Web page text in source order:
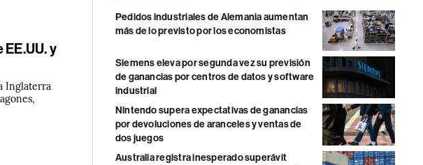
y
Inglaterra
Pedidos industriales de Alemania aumentan
más de lo previsto por los economistas
Siemens eleva por segunda vez su previsión
de ganancias por centros de datos y software
industrial
Nintendo supera expectativas de ganancias
por devoluciones de aranceles y ventas de
dos juegos
Australia registra inesperado superávit